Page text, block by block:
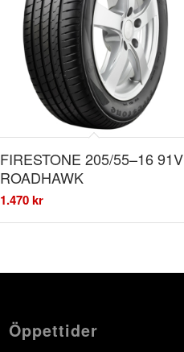
FIRESTONE 205/55–16 91V
ROADHAWK
1.470kr
Öppettider